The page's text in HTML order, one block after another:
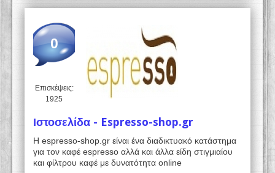
0
Επισκέψεις:
1925
Ιστοσελίδα - Espresso-shop.gr
Η espresso-shop.gr είναι ένα διαδικτυακό κατάστημα
για τον καφέ espresso αλλά και άλλα είδη στιγμιαίου
και φίλτρου καφέ με δυνατότητα online